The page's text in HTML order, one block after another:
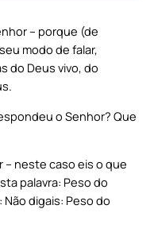
– porque (de
modo de falar,
do Deus vivo, do
o Senhor? Que
– neste caso eis o que
palavra: Peso do
digais: Peso do